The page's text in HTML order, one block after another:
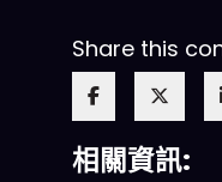
Share this
相關資訊: